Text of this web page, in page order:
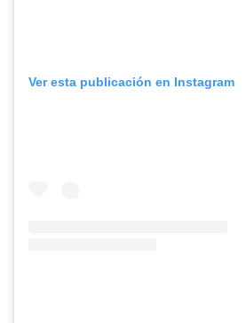
Ver esta publicación en Instagram